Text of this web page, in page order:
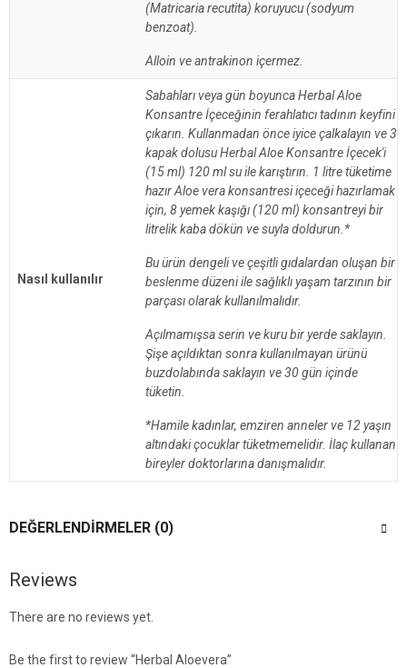
(Matricaria recutita) koruyucu (sodyum
benzoat).
Alloin ve antrakinon içermez.
Nasıl kullanılır
Sabahları veya gün boyunca Herbal Aloe
Konsantre İçeceğinin ferahlatıcı tadının keyfini
çıkarın. Kullanmadan önce iyice çalkalayın ve 3
kapak dolusu Herbal Aloe Konsantre İçecek'i
(15 ml) 120 ml su ile karıştırın. 1 litre tüketime
hazır Aloe vera konsantresi içeceği hazırlamak
için, 8 yemek kaşığı (120 ml) konsantreyi bir
litrelik kaba dökün ve suyla doldurun.*
Bu ürün dengeli ve çeşitli gıdalardan oluşan bir
beslenme düzeni ile sağlıklı yaşam tarzının bir
parçası olarak kullanılmalıdır.
Açılmamışsa serin ve kuru bir yerde saklayın.
Şişe açıldıktan sonra kullanılmayan ürünü
buzdolabında saklayın ve 30 gün içinde
tüketin.
*Hamile kadınlar, emziren anneler ve 12 yaşın
altındaki çocuklar tüketmemelidir. İlaç kullanan
bireyler doktorlarına danışmalıdır.
DEĞERLENDIRMELER (0)
Reviews
There are no reviews yet.
Be the first to review “​​Herbal Aloevera”